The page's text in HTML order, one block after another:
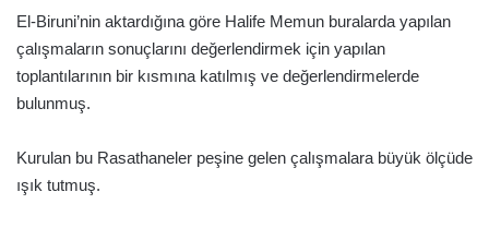
El-Biruni’nin aktardığına göre Halife Memun buralarda yapılan
çalışmaların sonuçlarını değerlendirmek için yapılan
toplantılarının bir kısmına katılmış ve değerlendirmelerde
bulunmuş.
Kurulan bu Rasathaneler peşine gelen çalışmalara büyük ölçüde
ışık tutmuş.